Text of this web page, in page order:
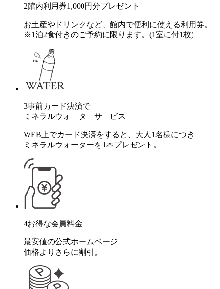
2館内利用券1,000円分プレゼント
お土産やドリンクなど、館内で便利に使える利用券。
※1泊2食付きのご予約に限ります。(1室に付1枚)
3事前カード決済で
ミネラルウォーターサービス
WEB上でカード決済をすると、大人1名様につき
ミネラルウォーターを1本プレゼント。
4お得な会員料金
最安値の公式ホームページ
価格よりさらに割引。